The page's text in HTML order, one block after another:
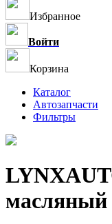
Избранное
Войти
Корзина
Каталог
Автозапчасти
Фильтры
масляный